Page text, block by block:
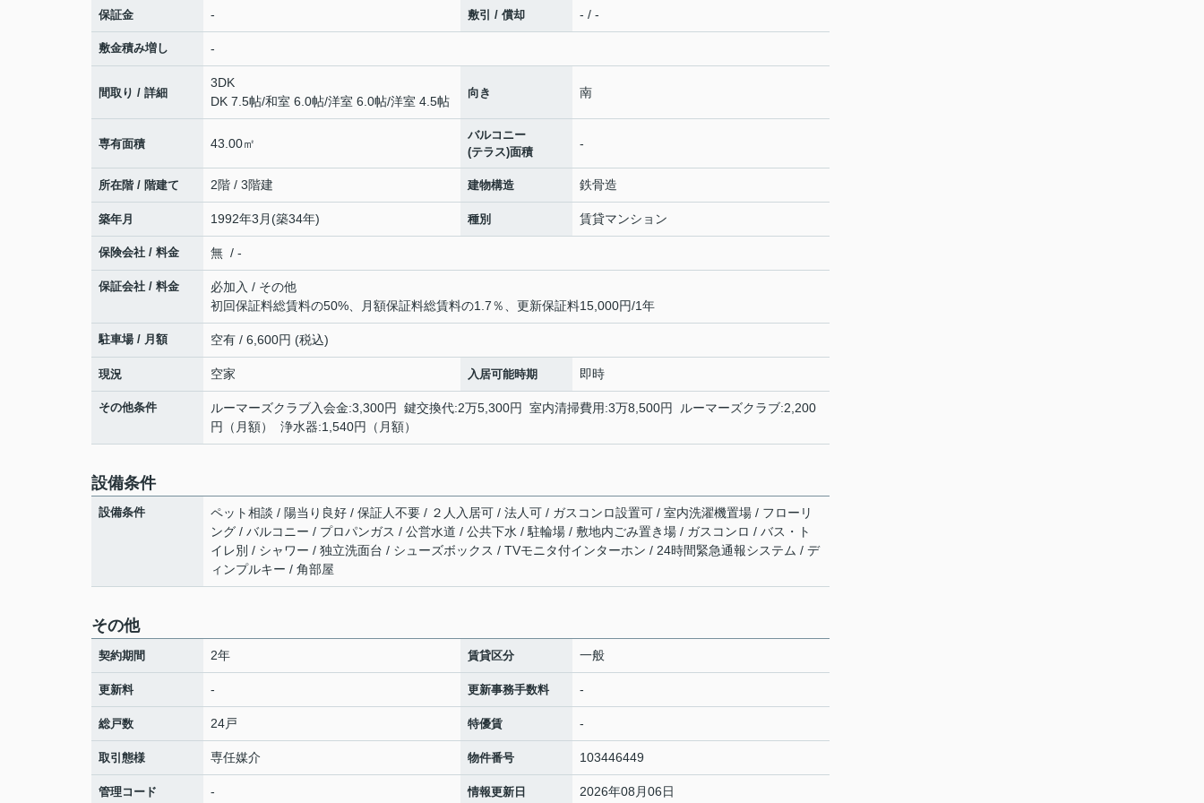
保証金 - 敷引 / 償却 - / -
敷金積み増し -
間取り / 詳細
3DK
DK 7.5帖/和室 6.0帖/洋室 6.0帖/洋室 4.5帖
向き 南
専有面積 43.00㎡
バルコニー
(テラス)面積
-
所在階 / 階建て 2階 / 3階建 建物構造 鉄骨造
築年月 1992年3月(築34年) 種別 賃貸マンション
保険会社 / 料金 無 / -
保証会社 / 料金
必加入 / その他
初回保証料総賃料の50%、月額保証料総賃料の1.7％、更新保証料15,000円/1年
駐車場 / 月額 空有 / 6,600円 (税込)
現況 空家 入居可能時期 即時
その他条件
ルーマーズクラブ入会金:3,300円 鍵交換代:2万5,300円 室内清掃費用:3万8,500円 ルーマーズクラブ:2,200
円（月額） 浄水器:1,540円（月額）
設備条件
設備条件
ペット相談 / 陽当り良好 / 保証人不要 / ２人入居可 / 法人可 / ガスコンロ設置可 / 室内洗濯機置場 / フローリ
ング / バルコニー / プロパンガス / 公営水道 / 公共下水 / 駐輪場 / 敷地内ごみ置き場 / ガスコンロ / バス・ト
イレ別 / シャワー / 独立洗面台 / シューズボックス / TVモニタ付インターホン / 24時間緊急通報システム / デ
ィンプルキー / 角部屋
その他
契約期間 2年 賃貸区分 一般
更新料 - 更新事務手数料 -
総戸数 24戸 特優賃 -
取引態様 専任媒介 物件番号 103446449
管理コード - 情報更新日 2026年08月06日